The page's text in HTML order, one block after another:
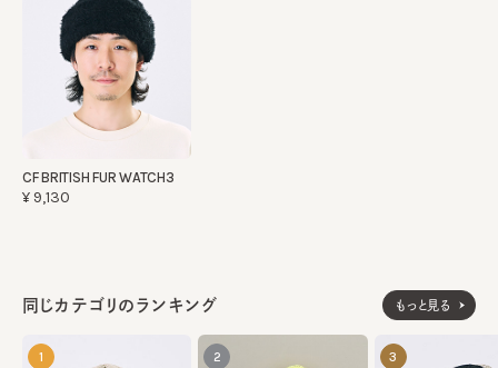
CF BRITISH FUR WATCH3
¥9,130
同じカテゴリのランキング もっと見る
1 2 3